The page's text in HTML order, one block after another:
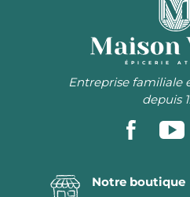
ÉPICERIE
Entreprise familiale
depuis
Notre boutique